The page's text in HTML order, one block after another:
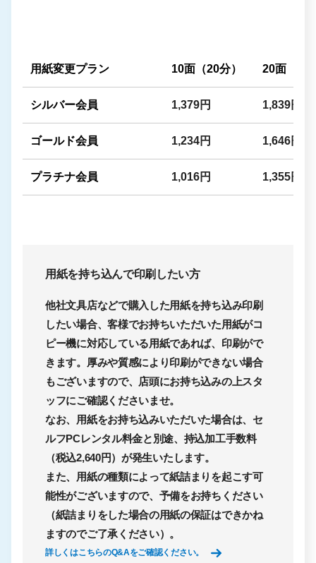
用紙変更プラン 10面（20分） 20面（20
シルバー会員 1,379円 1,839円
ゴールド会員 1,234円 1,646円
プラチナ会員 1,016円 1,355円
用紙を持ち込んで印刷したい方
他社文具店などで購入した用紙を持ち込み印刷
したい場合、客様でお持ちいただいた用紙がコ
ピー機に対応している用紙であれば、印刷がで
きます。厚みや質感により印刷ができない場合
もございますので、店頭にお持ち込みの上スタ
ッフにご確認くださいませ。
なお、用紙をお持ち込みいただいた場合は、 セ
ルフPCレンタル料金と別途、持込加工手数料
（税込2,640円）が発生いたします。
また、用紙の種類によって紙詰まりを起こす可
能性がございますので、予備をお持ちください
（紙詰まりをした場合の用紙の保証はできかね
ますのでご了承ください）。
詳しくはこちらのQ&Aをご確認ください。